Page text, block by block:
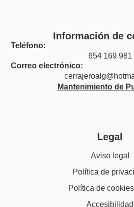
Información de
Teléfono:
654 169 981
Correo electrónico:
Mantenimiento de
Legal
Aviso legal
Política de
Política de
Accesibilidad